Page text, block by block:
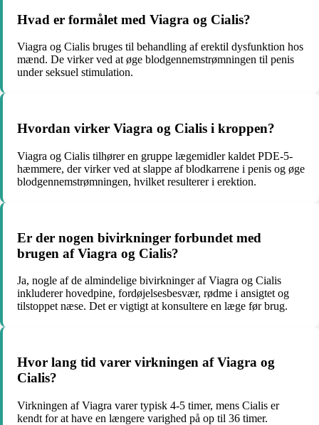
Hvad er formålet med Viagra og Cialis?
Viagra og Cialis bruges til behandling af erektil dysfunktion hos
mænd. De virker ved at øge blodgennemstrømningen til penis
under seksuel stimulation.
Hvordan virker Viagra og Cialis i kroppen?
Viagra og Cialis tilhører en gruppe lægemidler kaldet PDE-5-
hæmmere, der virker ved at slappe af blodkarrene i penis og øge
blodgennemstrømningen, hvilket resulterer i erektion.
Er der nogen bivirkninger forbundet med
brugen af Viagra og Cialis?
Ja, nogle af de almindelige bivirkninger af Viagra og Cialis
inkluderer hovedpine, fordøjelsesbesvær, rødme i ansigtet og
tilstoppet næse. Det er vigtigt at konsultere en læge før brug.
Hvor lang tid varer virkningen af Viagra og
Cialis?
Virkningen af Viagra varer typisk 4-5 timer, mens Cialis er
kendt for at have en længere varighed på op til 36 timer.